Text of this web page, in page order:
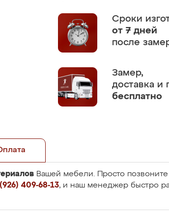
Сроки
от 7 дней
после
Замер,
доставка и
бесплатно
Вашей мебели. Просто
409-68-13, и наш менеджер быстро